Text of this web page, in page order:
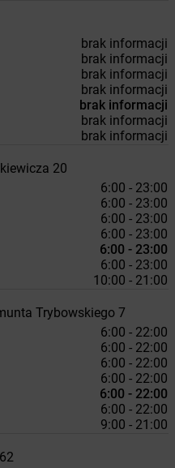
brak informacji
brak informacji
brak informacji
brak informacji
brak informacji
brak informacji
brak informacji
20
6:00 - 23:00
6:00 - 23:00
6:00 - 23:00
6:00 - 23:00
6:00 - 23:00
6:00 - 23:00
10:00 - 21:00
Trybowskiego 7
6:00 - 22:00
6:00 - 22:00
6:00 - 22:00
6:00 - 22:00
6:00 - 22:00
6:00 - 22:00
9:00 - 21:00